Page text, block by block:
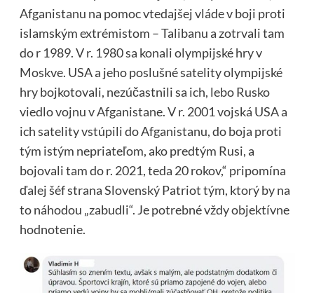
Afganistanu na pomoc vtedajšej vláde v boji proti
islamským extrémistom – Talibanu a zotrvali tam
do r 1989. V r. 1980 sa konali olympijské hry v
Moskve. USA a jeho poslušné satelity olympijské
hry bojkotovali, nezúčastnili sa ich, lebo Rusko
viedlo vojnu v Afganistane. V r. 2001 vojská USA a
ich satelity vstúpili do Afganistanu, do boja proti
tým istým nepriateľom, ako predtým Rusi, a
bojovali tam do r. 2021, teda 20 rokov,“ pripomína
ďalej šéf strana Slovenský Patriot tým, ktorý by na
to náhodou „zabudli“. Je potrebné vždy objektívne
hodnotenie.